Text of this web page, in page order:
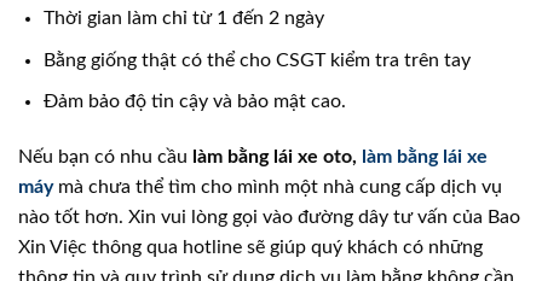
Thời gian làm chỉ từ 1 đến 2 ngày
Bằng giống thật có thể cho CSGT kiểm tra trên tay
Đảm bảo độ tin cậy và bảo mật cao.
Nếu bạn có nhu cầu làm bằng lái xe oto, làm bằng lái xe
máymà chưa thể tìm cho mình một nhà cung cấp dịch vụ
nào tốt hơn. Xin vui lòng gọi vào đường dây tư vấn của Bao
Xin Việc thông qua hotline sẽ giúp quý khách có những